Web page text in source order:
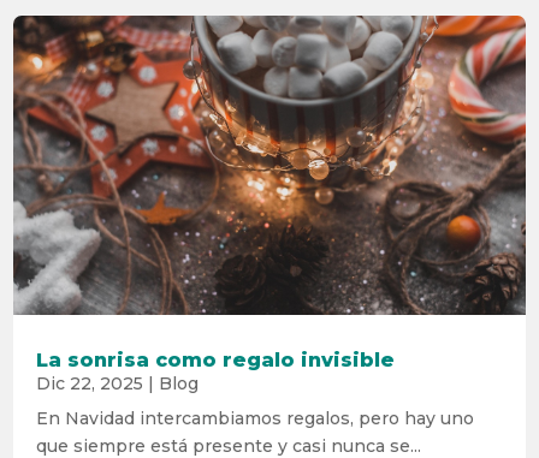
La sonrisa como regalo invisible
Dic 22, 2025 | Blog
En Navidad intercambiamos regalos, pero hay uno
que siempre está presente y casi nunca se...